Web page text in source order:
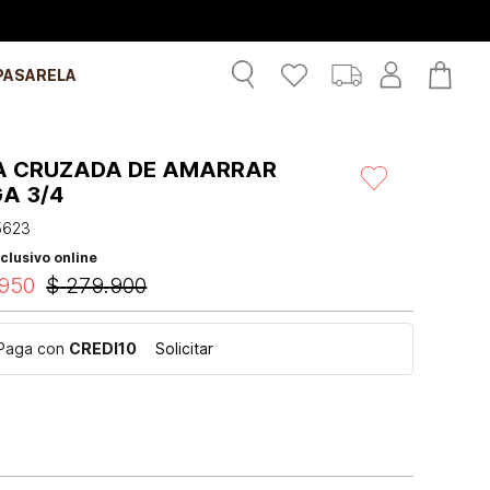
CRUZADA DE AMARRAR
3/4
online
$ 279.900
con CREDI10 Solicitar